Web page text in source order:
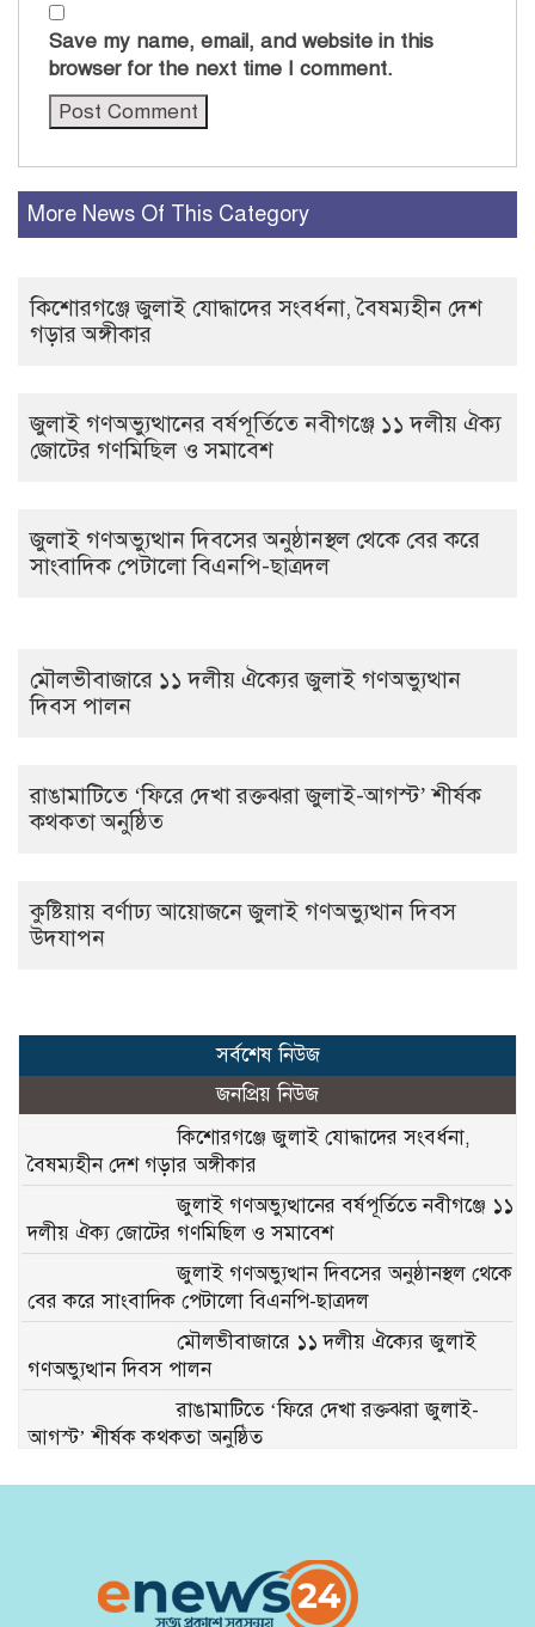
Save my name, email, and website in this
browser for the next time I comment.
More News Of This Category
কিশোরগঞ্জে জুলাই যোদ্ধাদের সংবর্ধনা, বৈষম্যহীন দেশ
গড়ার অঙ্গীকার
জুলাই গণঅভ্যুত্থানের বর্ষপূর্তিতে নবীগঞ্জে ১১ দলীয় ঐক্য
জোটের গণমিছিল ও সমাবেশ
জুলাই গণঅভ্যুত্থান দিবসের অনুষ্ঠানস্থল থেকে বের করে
সাংবাদিক পেটালো বিএনপি-ছাত্রদল
মৌলভীবাজারে ১১ দলীয় ঐক্যের জুলাই গণঅভ্যুত্থান
দিবস পালন
রাঙামাটিতে ‘ফিরে দেখা রক্তঝরা জুলাই-আগস্ট’ শীর্ষক
কথকতা অনুষ্ঠিত
কুষ্টিয়ায় বর্ণাঢ্য আয়োজনে জুলাই গণঅভ্যুত্থান দিবস
উদযাপন
সর্বশেষ নিউজ
জনপ্রিয় নিউজ
কিশোরগঞ্জে জুলাই যোদ্ধাদের সংবর্ধনা,
বৈষম্যহীন দেশ গড়ার অঙ্গীকার
জুলাই গণঅভ্যুত্থানের বর্ষপূর্তিতে নবীগঞ্জে ১১
দলীয় ঐক্য জোটের গণমিছিল ও সমাবেশ
জুলাই গণঅভ্যুত্থান দিবসের অনুষ্ঠানস্থল থেকে
বের করে সাংবাদিক পেটালো বিএনপি-ছাত্রদল
মৌলভীবাজারে ১১ দলীয় ঐক্যের জুলাই
গণঅভ্যুত্থান দিবস পালন
রাঙামাটিতে ‘ফিরে দেখা রক্তঝরা জুলাই-
আগস্ট’ শীর্ষক কথকতা অনুষ্ঠিত
কুষ্টিয়ায় বর্ণাঢ্য আয়োজনে জুলাই
গোসাইরহাটে ই’য়াবাসহ মা’দক কারবারি
আটক